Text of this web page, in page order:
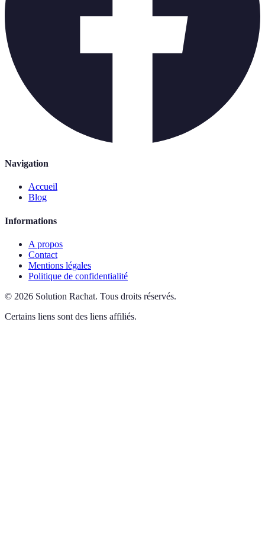
Navigation
Accueil
Blog
Informations
A propos
Contact
Mentions légales
Politique de confidentialité
© 2026 Solution Rachat. Tous droits réservés.
Certains liens sont des liens affiliés.